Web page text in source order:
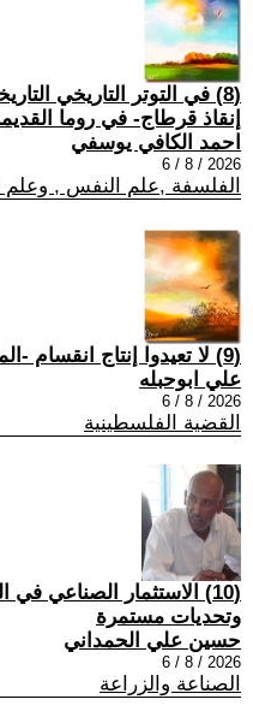
(8) في التوتر التاريخي
إنقاذ قرطاج- في روما
احمد الكافي يوسفي
2026 / 8 / 6
الفلسفة ,علم النفس , وعلم
(9) لا تعيدوا إنتاج انقسام -المجلسيين والمعارضين-
علي ابوحبله
2026 / 8 / 6
القضية الفلسطينية
(10) الاستثمار الصناعي
وتحديات مستمرة
حسين علي الحمداني
2026 / 8 / 6
الصناعة والزراعة